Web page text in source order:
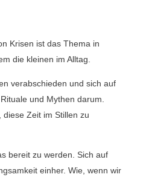
Krisen ist das Thema in
die kleinen im Alltag.
verabschieden und sich auf
und Mythen darum.
Zeit im Stillen zu
bereit zu werden. Sich auf
einher. Wie, wenn wir